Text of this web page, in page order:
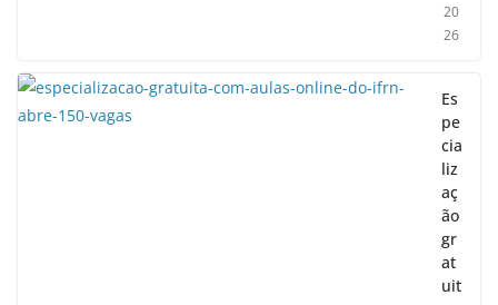
20
26
Es
pe
cia
liz
aç
ão
gr
at
uit